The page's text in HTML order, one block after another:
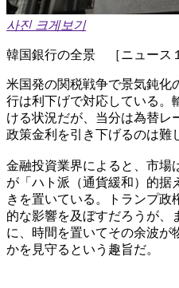
사진 크게보기
韓国銀行の全景 ［ニュース
米国発の関税戦争で景気鈍化
行は利下げで対応している。
ける状況だが、当分は為替レ
政策金利を引き下げるのは難
金融投資業界によると、市場
が「ハト派（通貨緩和）的据
きを置いている。トランプ政
的な影響を及ぼすだろうが、
に、時間を置いてその余波が
かを見守るという趣旨だ。